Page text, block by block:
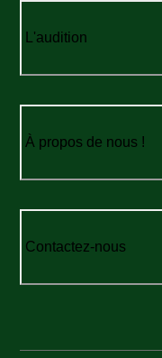
L'audition
À propos de nous !
Contactez-nous